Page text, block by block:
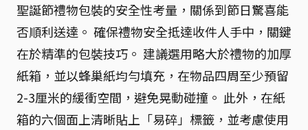
聖誕節禮物包裝的安全性考量，關係到節日驚喜能
否順利送達。 確保禮物安全抵達收件人手中，關鍵
在於精準的包裝技巧。 建議選用略大於禮物的加厚
紙箱，並以蜂巢紙均勻填充，在物品四周至少預留
2-3厘米的緩衝空間，避免晃動碰撞。 此外，在紙
箱的六個面上清晰貼上「易碎」標籤，並考慮使用